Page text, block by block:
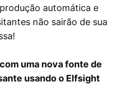
automática e
não sairão de sua
uma nova fonte de
usando o Elfsight